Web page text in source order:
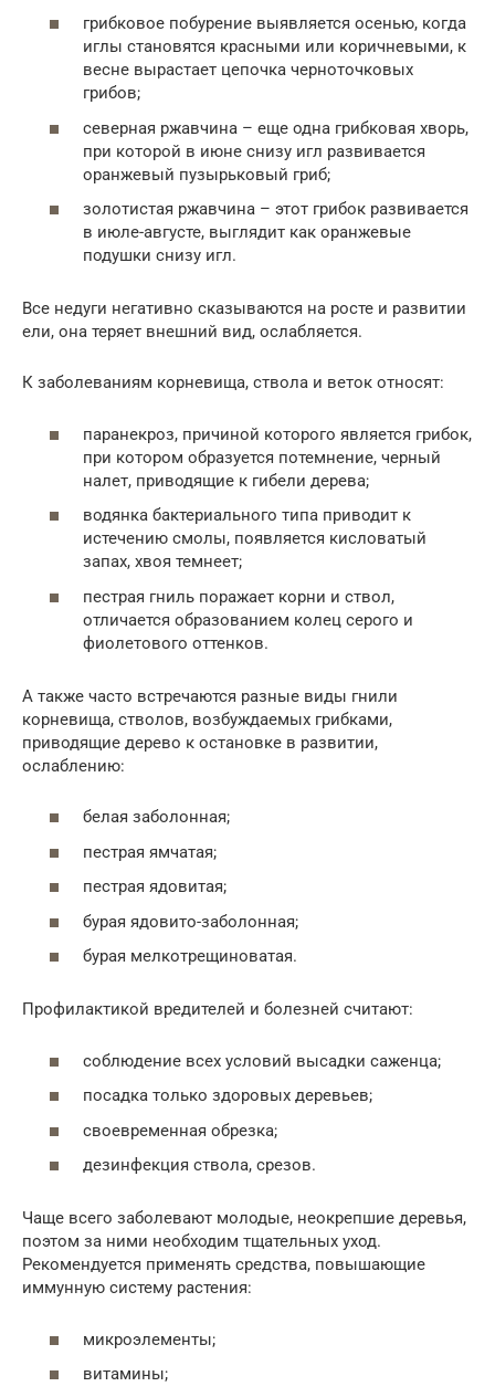
грибковое побурение выявляется осенью, когда
иглы становятся красными или коричневыми, к
весне вырастает цепочка черноточковых
грибов;
северная ржавчина – еще одна грибковая хворь,
при которой в июне снизу игл развивается
оранжевый пузырьковый гриб;
золотистая ржавчина – этот грибок развивается
в июле-августе, выглядит как оранжевые
подушки снизу игл.
Все недуги негативно сказываются на росте и развитии
ели, она теряет внешний вид, ослабляется.
К заболеваниям корневища, ствола и веток относят:
паранекроз, причиной которого является грибок,
при котором образуется потемнение, черный
налет, приводящие к гибели дерева;
водянка бактериального типа приводит к
истечению смолы, появляется кисловатый
запах, хвоя темнеет;
пестрая гниль поражает корни и ствол,
отличается образованием колец серого и
фиолетового оттенков.
А также часто встречаются разные виды гнили
корневища, стволов, возбуждаемых грибками,
приводящие дерево к остановке в развитии,
ослаблению:
белая заболонная;
пестрая ямчатая;
пестрая ядовитая;
бурая ядовито-заболонная;
бурая мелкотрещиноватая.
Профилактикой вредителей и болезней считают:
соблюдение всех условий высадки саженца;
посадка только здоровых деревьев;
своевременная обрезка;
дезинфекция ствола, срезов.
Чаще всего заболевают молодые, неокрепшие деревья,
поэтом за ними необходим тщательных уход.
Рекомендуется применять средства, повышающие
иммунную систему растения:
микроэлементы;
витамины;